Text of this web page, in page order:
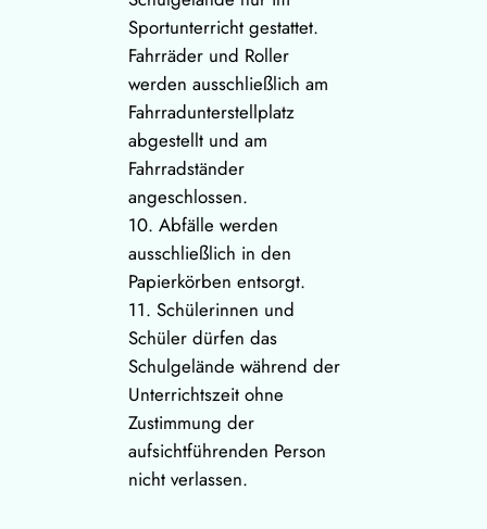
Sportunterricht gestattet.
Fahrräder und Roller
werden ausschließlich am
Fahrradunterstellplatz
abgestellt und am
Fahrradständer
angeschlossen.
10. Abfälle werden
ausschließlich in den
Papierkörben entsorgt.
11. Schülerinnen und
Schüler dürfen das
Schulgelände während der
Unterrichtszeit ohne
Zustimmung der
aufsichtführenden Person
nicht verlassen.